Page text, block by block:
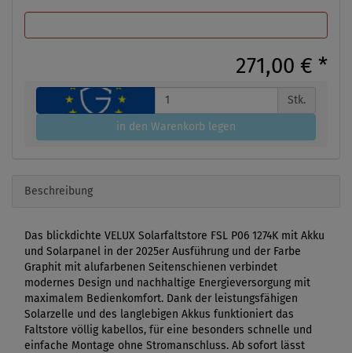
271,00 € *
Stk.
in den Warenkorb legen
Beschreibung
Das blickdichte VELUX Solarfaltstore FSL P06 1274K mit Akku
und Solarpanel in der 2025er Ausführung und der Farbe
Graphit mit alufarbenen Seitenschienen verbindet
modernes Design und nachhaltige Energieversorgung mit
maximalem Bedienkomfort. Dank der leistungsfähigen
Solarzelle und des langlebigen Akkus funktioniert das
Faltstore völlig kabellos, für eine besonders schnelle und
einfache Montage ohne Stromanschluss. Ab sofort lässt